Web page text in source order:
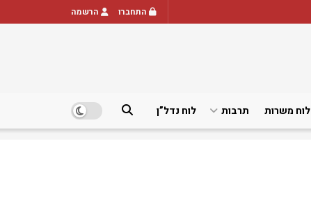
התחברו הרשמה
לוח משרות תרבות לוח נדל”ן